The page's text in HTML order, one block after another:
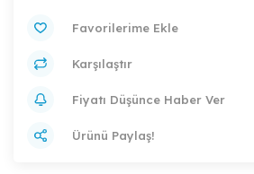
Karşılaştır
Fiyatı Düşünce Haber Ver
Ürünü Paylaş!